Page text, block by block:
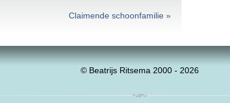
Claimende schoonfamilie »
© Beatrijs Ritsema 2000 - 2026